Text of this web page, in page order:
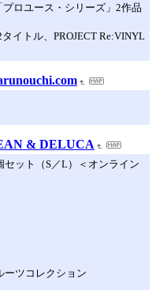
ロユース・シリーズ」2作品
イトル、PROJECT Re:VINYL
& DELUCA
セット（S／L）＜オンライン
ーツコレクション